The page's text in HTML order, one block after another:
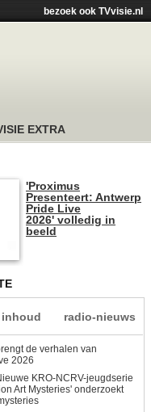
bezoek ook TVvisie.nl
EXTRA
'Proximus
Presenteert: Antwerp
Pride Live
2026' volledig in
beeld
inhoud radio-nieuws
de verhalen van
2026
KRO-NCRV-jeugdserie
Art Mysteries' onderzoekt